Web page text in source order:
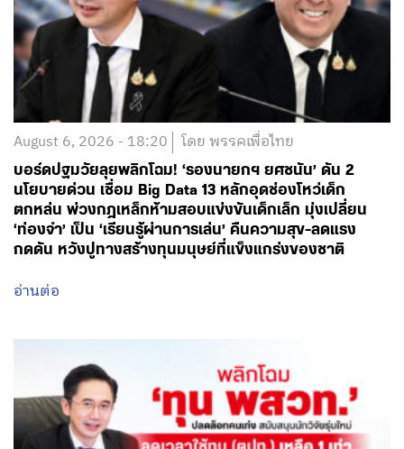
August 6, 2026 - 18:20 โดย พรรคเพื่อไทย
บอร์ดปฐมวัยลุยพลิกโฉม! ‘รองนายกฯ ยศชนัน’ ดัน 2
นโยบายด่วน เชื่อม Big Data 13 หลักอุดช่องโหว่เด็ก
ตกหล่น พ่วงกฎเหล็กห้ามสอบแข่งขันเด็กเล็ก มุ่งเปลี่ยน
‘ท่องจำ’ เป็น ‘เรียนรู้ผ่านการเล่น’ คืนความสุข-ลดแรง
กดดัน หวังปูทางสร้างทุนมนุษย์ที่แข็งแกร่งของชาติ
อ่านต่อ